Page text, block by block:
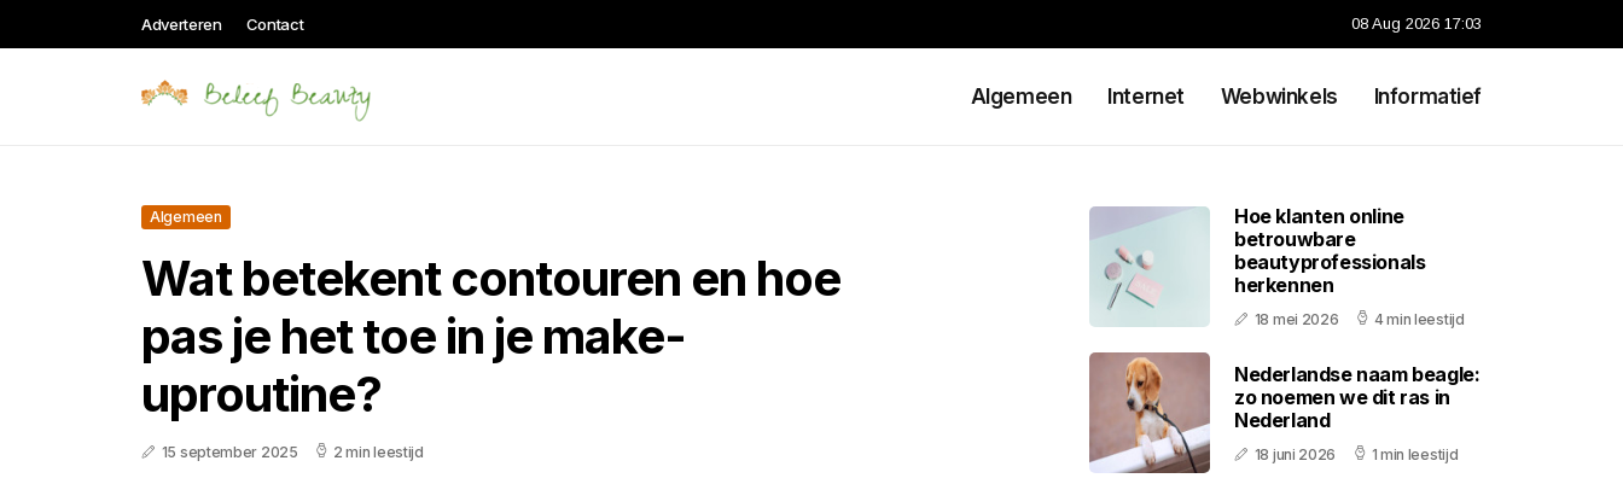
Adverteren Contact 08 Aug 2026 17:03
Algemeen Internet Webwinkels Informatief
Algemeen
Wat betekent contouren en hoe
pas je het toe in je make-
uproutine?
15 september 2025 2 min leestijd
Hoe klanten online
betrouwbare
beautyprofessionals
herkennen
18 mei 2026 4 min leestijd
Nederlandse naam beagle:
zo noemen we dit ras in
Nederland
18 juni 2026 1 min leestijd